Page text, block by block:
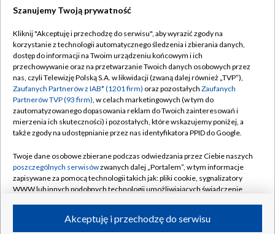
TVP
Abonament TVP
Emisja w TVP
Centrum informacji TVP
Naziemna Telewizja Cyfrowa
Rada Programowa
System NOS
Informacje o nadawcy
Program dla prasy
Regulamin TVP
Polityka prywatności
Moje zgody
Pomoc
Kontakt
Kanały
Szanujemy Twoją prywatność
Kliknij "Akceptuję i przechodzę do serwisu", aby wyrazić zgody na
korzystanie z technologii automatycznego śledzenia i zbierania danych,
dostęp do informacji na Twoim urządzeniu końcowym i ich
przechowywanie oraz na przetwarzanie Twoich danych osobowych przez
nas, czyli Telewizję Polską S.A. w likwidacji (zwaną dalej również „TVP”),
Zaufanych Partnerów z IAB* (1201 firm) oraz pozostałych Zaufanych
Partnerów TVP (93 firm), w celach marketingowych (w tym do
zautomatyzowanego dopasowania reklam do Twoich zainteresowań i
mierzenia ich skuteczności) i pozostałych, które wskazujemy poniżej, a
także zgody na udostępnianie przez nas identyfikatora PPID do Google.
Twoje dane osobowe zbierane podczas odwiedzania przez Ciebie naszych
poszczególnych serwisówzwanych dalej „Portalem”, w tym informacje
zapisywane za pomocą technologii takich jak: pliki cookie, sygnalizatory
WWW lub innych podobnych technologii umożliwiających świadczenie
ruchu w Internecie.Akceptuję i przechodzę do serwisu